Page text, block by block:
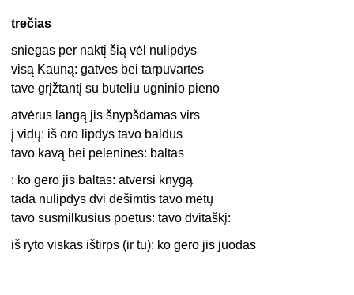
trečias
sniegas per naktį šią vėl nulipdys
visą Kauną: gatves bei tarpuvartes
tave grįžtantį su buteliu ugninio pieno
atvėrus langą jis šnypšdamas virs
į vidų: iš oro lipdys tavo baldus
tavo kavą bei pelenines: baltas
: ko gero jis baltas: atversi knygą
tada nulipdys dvi dešimtis tavo metų
tavo susmilkusius poetus: tavo dvitaškį:
iš ryto viskas ištirps (ir tu): ko gero jis juodas